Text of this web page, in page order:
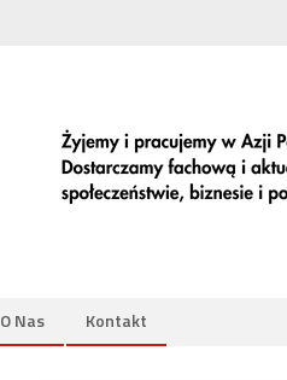
O Nas Kontakt